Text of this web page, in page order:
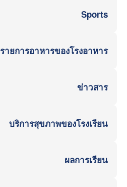
Sports
รายการอาหารของโรงอาหาร
ข่าวสาร
บริการสุขภาพของโรงเรียน
ผลการเรียน